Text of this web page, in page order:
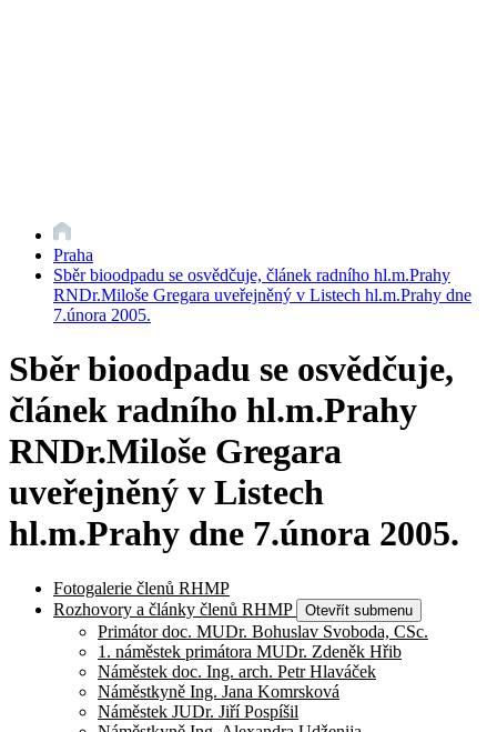
Praha
Sběr bioodpadu se osvědčuje, článek radního hl.m.Prahy
RNDr.Miloše Gregara uveřejněný v Listech hl.m.Prahy dne
7.února 2005.
Sběr bioodpadu se osvědčuje,
článek radního hl.m.Prahy
RNDr.Miloše Gregara
uveřejněný v Listech
hl.m.Prahy dne 7.února 2005.
Fotogalerie členů RHMP
Rozhovory a články členů RHMP
Otevřít submenu
Primátor doc. MUDr. Bohuslav Svoboda, CSc.
1. náměstek primátora MUDr. Zdeněk Hřib
Náměstek doc. Ing. arch. Petr Hlaváček
Náměstkyně Ing. Jana Komrsková
Náměstek JUDr. Jiří Pospíšil